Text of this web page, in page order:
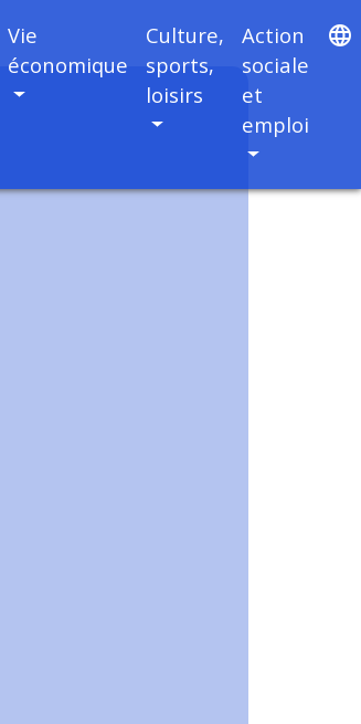
Vie
économique
Culture,
sports,
loisirs
Action
sociale
et
emploi
language